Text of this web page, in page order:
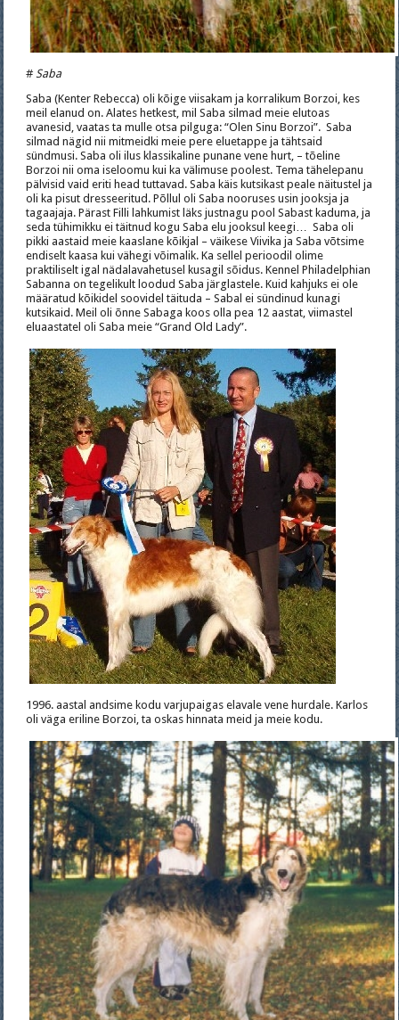
# Saba
Saba (Kenter Rebecca) oli kõige viisakam ja korralikum Borzoi, kes
meil elanud on. Alates hetkest, mil Saba silmad meie elutoas
avanesid, vaatas ta mulle otsa pilguga: “Olen Sinu Borzoi”. Saba
silmad nägid nii mitmeidki meie pere eluetappe ja tähtsaid
sündmusi. Saba oli ilus klassikaline punane vene hurt, – tõeline
Borzoi nii oma iseloomu kui ka välimuse poolest. Tema tähelepanu
pälvisid vaid eriti head tuttavad. Saba käis kutsikast peale näitustel ja
oli ka pisut dresseeritud. Põllul oli Saba nooruses usin jooksja ja
tagaajaja. Pärast Filli lahkumist läks justnagu pool Sabast kaduma, ja
seda tühimikku ei täitnud kogu Saba elu jooksul keegi… Saba oli
pikki aastaid meie kaaslane kõikjal – väikese Viivika ja Saba võtsime
endiselt kaasa kui vähegi võimalik. Ka sellel perioodil olime
praktiliselt igal nädalavahetusel kusagil sõidus. Kennel Philadelphian
Sabanna on tegelikult loodud Saba järglastele. Kuid kahjuks ei ole
määratud kõikidel soovidel täituda – Sabal ei sündinud kunagi
kutsikaid. Meil oli õnne Sabaga koos olla pea 12 aastat, viimastel
eluaastatel oli Saba meie “Grand Old Lady”.
1996. aastal andsime kodu varjupaigas elavale vene hurdale. Karlos
oli väga eriline Borzoi, ta oskas hinnata meid ja meie kodu.